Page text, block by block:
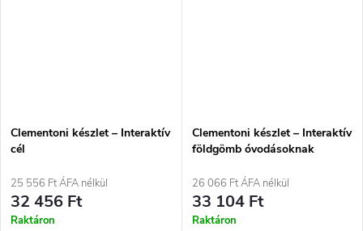
Clementoni készlet – Interaktív
cél
25 556 Ft ÁFA nélkül
32 456 Ft
Raktáron
Clementoni készlet – Interaktív
földgömb óvodásoknak
26 066 Ft ÁFA nélkül
33 104 Ft
Raktáron